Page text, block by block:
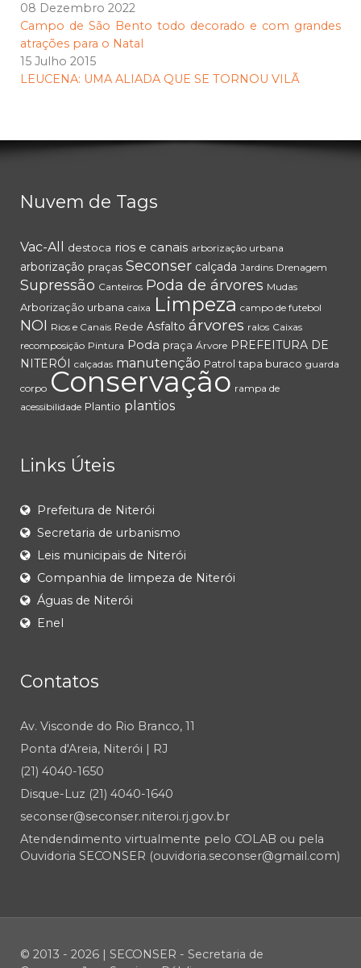
08 Dezembro 2022
Campo de São Bento todo decorado e com grandes
atrações para o Natal
15 Julho 2015
LEUCENA: UMA ALIADA QUE SE TORNOU VILÃ
Nuvem de Tags
Vac-All destoca rios e canais arborização urbana
arborização praças Seconser calçada Jardins Drenagem
Supressão Canteiros Poda de árvores Mudas
Arborização urbana caixa Limpeza campo de futebol
NOI Rios e Canais Rede Asfalto árvores ralos Caixas
recomposição Pintura Poda praça Árvore PREFEITURA DE
NITERÓI
calçadas manutenção Patrol tapa buraco guarda
corpo Conservação rampa de
acessibilidade Plantio plantios
Links Úteis
Prefeitura de Niterói
Secretaria de urbanismo
Leis municipais de Niterói
Companhia de limpeza de Niterói
Águas de Niterói
Enel
Contatos
Av. Visconde do Rio Branco, 11
Ponta d'Areia, Niterói | RJ
(21) 4040-1650
Disque-Luz (21) 4040-1640
seconser@seconser.niteroi.rj.gov.br
Atendendimento virtualmente pelo COLAB ou pela
Ouvidoria SECONSER (ouvidoria.seconser@gmail.com)
© 2013 - 2026 | SECONSER - Secretaria de